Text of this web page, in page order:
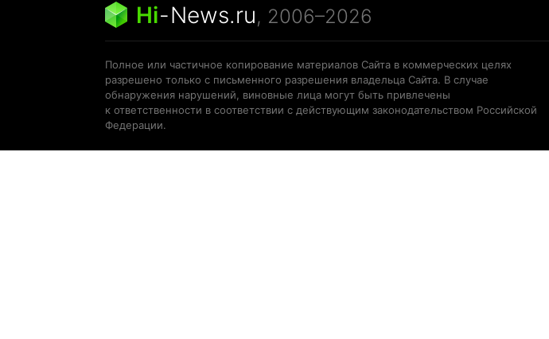
Hi-News.ru, 2006–2026
Полное или частичное копирование материалов Сайта в коммерческих целях
разрешено только с письменного разрешения владельца Сайта. В случае
обнаружения нарушений, виновные лица могут быть привлечены
к ответственности в соответствии с действующим законодательством Российской
Федерации.